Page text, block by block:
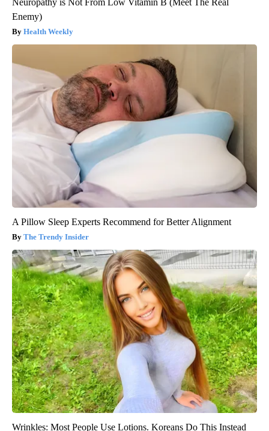
Neuropathy is Not From Low Vitamin B (Meet The Real
Enemy)
Health Weekly
A Pillow Sleep Experts Recommend for Better Alignment
The Trendy Insider
Wrinkles: Most People Use Lotions. Koreans Do This Instead